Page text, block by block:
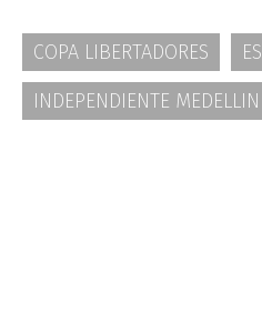
COPA LIBERTADORES
INDEPENDIENTE MEDELLIN